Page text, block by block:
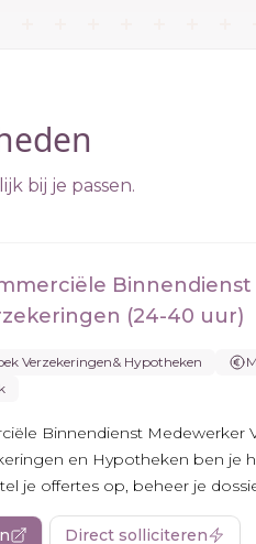
bij je passen.
(24-40 uur)
Verzekeringen& Hypotheken
Binnendienst Medewerker
en Hypotheken ben je
je offertes op, beheer je
Direct solliciteren